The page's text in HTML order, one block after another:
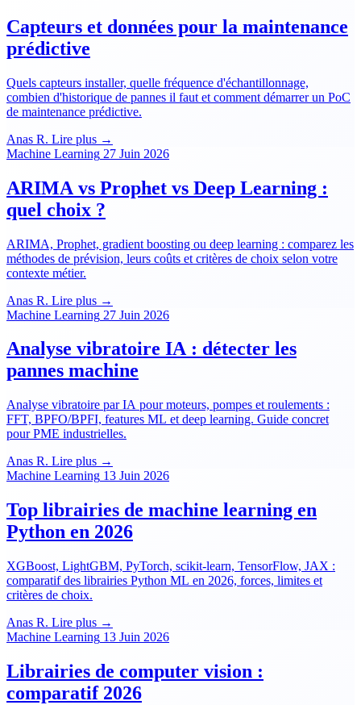
Capteurs et données pour la maintenance
prédictive
Quels capteurs installer, quelle fréquence d'échantillonnage,
combien d'historique de pannes il faut et comment démarrer un PoC
de maintenance prédictive.
Anas R. Lire plus →
Machine Learning 27 Juin 2026
ARIMA vs Prophet vs Deep Learning :
quel choix ?
ARIMA, Prophet, gradient boosting ou deep learning : comparez les
méthodes de prévision, leurs coûts et critères de choix selon votre
contexte métier.
Anas R. Lire plus →
Machine Learning 27 Juin 2026
Analyse vibratoire IA : détecter les
pannes machine
Analyse vibratoire par IA pour moteurs, pompes et roulements :
FFT, BPFO/BPFI, features ML et deep learning. Guide concret
pour PME industrielles.
Anas R. Lire plus →
Machine Learning 13 Juin 2026
Top librairies de machine learning en
Python en 2026
XGBoost, LightGBM, PyTorch, scikit-learn, TensorFlow, JAX :
comparatif des librairies Python ML en 2026, forces, limites et
critères de choix.
Anas R. Lire plus →
Machine Learning 13 Juin 2026
Librairies de computer vision :
comparatif 2026